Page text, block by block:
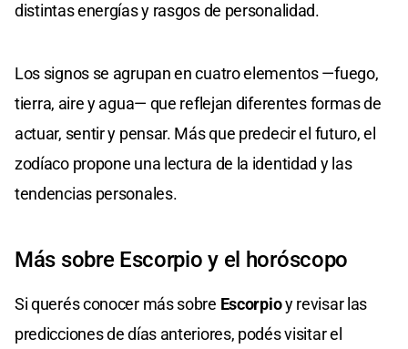
distintas energías y rasgos de personalidad.
Los signos se agrupan en cuatro elementos —fuego,
tierra, aire y agua— que reflejan diferentes formas de
actuar, sentir y pensar. Más que predecir el futuro, el
zodíaco propone una lectura de la identidad y las
tendencias personales.
Más sobre Escorpio y el horóscopo
Si querés conocer más sobre Escorpioy revisar las
predicciones de días anteriores, podés visitar el